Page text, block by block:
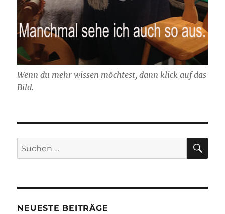
Wenn du mehr wissen möchtest, dann klick auf das
Bild.
Suchen
nach:
NEUESTE BEITRÄGE